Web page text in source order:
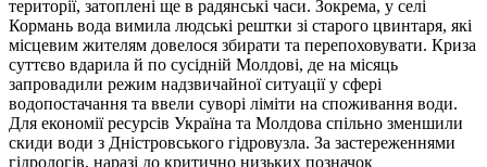
території, затоплені ще в радянські часи. Зокрема, у селі
Кормань вода вимила людські рештки зі старого цвинтаря, які
місцевим жителям довелося збирати та перепоховувати. Криза
суттєво вдарила й по сусідній Молдові, де на місяць
запровадили режим надзвичайної ситуації у сфері
водопостачання та ввели суворі ліміти на споживання води.
Для економії ресурсів Україна та Молдова спільно зменшили
скиди води з Дністровського гідровузла. За застереженнями
гідрологів, наразі до критично низьких позначок